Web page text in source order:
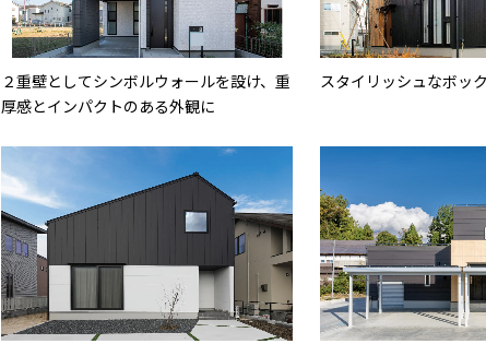
２重壁としてシンボルウォールを設け、重
厚感とインパクトのある外観に
スタイリッシュなボッ